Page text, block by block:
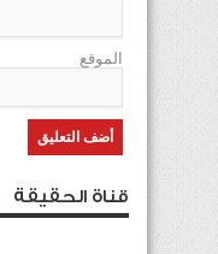
الموقع
قناة الحقيقة